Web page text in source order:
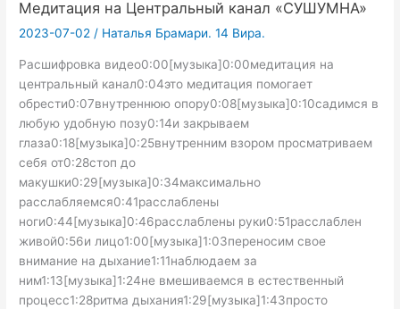
Медитация на Центральный канал «СУШУМНА»
2023-07-02/ Наталья Брамари. 14 Вира.
Расшифровка видео0:00[музыка]0:00медитация на
центральный канал0:04это медитация помогает
обрести0:07внутреннюю опору0:08[музыка]0:10садимся в
любую удобную позу0:14и закрываем
глаза0:18[музыка]0:25внутренним взором просматриваем
себя от0:28стоп до
макушки0:29[музыка]0:34максимально
расслабляемся0:41расслаблены
ноги0:44[музыка]0:46расслаблены руки0:51расслаблен
живой0:56и лицо1:00[музыка]1:03переносим свое
внимание на дыхание1:11наблюдаем за
ним1:13[музыка]1:24не вмешиваемся в естественный
процесс1:28ритма дыхания1:29[музыка]1:43просто